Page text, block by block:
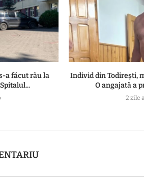
a făcut rău la
Individ din Todirești,
O angajată a
2 zile